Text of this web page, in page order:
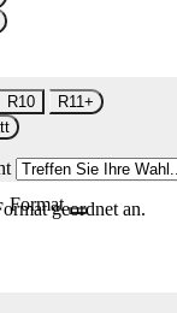
R10
R11+
Formatgeordnet an.